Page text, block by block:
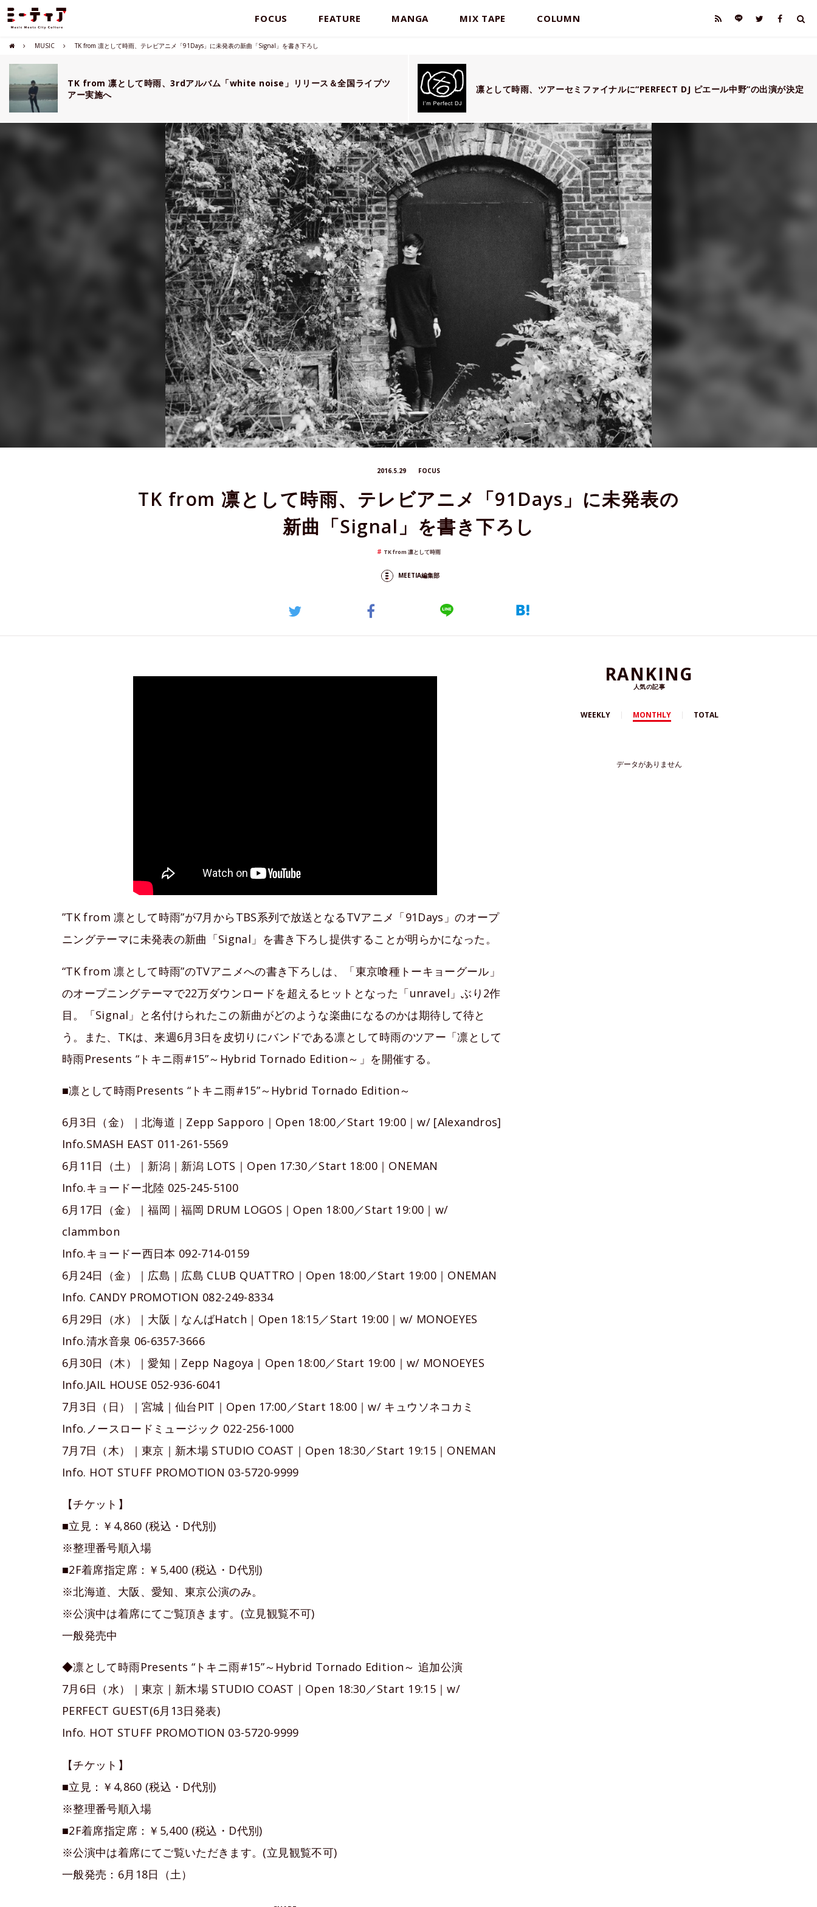
FOCUS FEATURE MANGA MIX TAPE COLUMN
MUSIC TK from 凛として時雨、テレビアニメ「91Days」に未発表の新曲「Signal」を書き下ろし
TK from 凛として時雨、3rdアルバム「white noise」リリース＆全国ライブツ
アー実施へ
凛として時雨、ツアーセミファイナルに“PERFECT DJ ピエール中野”の出演が決定
2016.5.29 FOCUS
TK from 凛として時雨、テレビアニメ「91Days」に未発表の
新曲「Signal」を書き下ろし
TK from 凛として時雨
MEETIA編集部
”TK from 凛として時雨”が7月からTBS系列で放送となるTVアニメ「91Days」のオープ
ニングテーマに未発表の新曲「Signal」を書き下ろし提供することが明らかになった。
“TK from 凛として時雨”のTVアニメへの書き下ろしは、「東京喰種トーキョーグール」
のオープニングテーマで22万ダウンロードを超えるヒットとなった「unravel」ぶり2作
目。「Signal」と名付けられたこの新曲がどのような楽曲になるのかは期待して待と
う。また、TKは、来週6月3日を皮切りにバンドである凛として時雨のツアー「凛として
時雨Presents “トキニ雨#15”～Hybrid Tornado Edition～」を開催する。
■凛として時雨Presents “トキニ雨#15”～Hybrid Tornado Edition～
6月3日（金）｜北海道｜Zepp Sapporo｜Open 18:00／Start 19:00｜w/ [Alexandros]
Info.SMASH EAST 011-261-5569
6月11日（土）｜新潟｜新潟 LOTS｜Open 17:30／Start 18:00｜ONEMAN
Info.キョードー北陸 025-245-5100
6月17日（金）｜福岡｜福岡 DRUM LOGOS｜Open 18:00／Start 19:00｜w/
clammbon
Info.キョードー西日本 092-714-0159
6月24日（金）｜広島｜広島 CLUB QUATTRO｜Open 18:00／Start 19:00｜ONEMAN
Info. CANDY PROMOTION 082-249-8334
6月29日（水）｜大阪｜なんばHatch｜Open 18:15／Start 19:00｜w/ MONOEYES
Info.清水音泉 06-6357-3666
6月30日（木）｜愛知｜Zepp Nagoya｜Open 18:00／Start 19:00｜w/ MONOEYES
Info.JAIL HOUSE 052-936-6041
7月3日（日）｜宮城｜仙台PIT｜Open 17:00／Start 18:00｜w/ キュウソネコカミ
Info.ノースロードミュージック 022-256-1000
7月7日（木）｜東京｜新木場 STUDIO COAST｜Open 18:30／Start 19:15｜ONEMAN
Info. HOT STUFF PROMOTION 03-5720-9999
【チケット】
■立見：￥4,860 (税込・D代別)
※整理番号順入場
■2F着席指定席：￥5,400 (税込・D代別)
※北海道、大阪、愛知、東京公演のみ。
※公演中は着席にてご覧頂きます。(立見観覧不可)
一般発売中
◆凛として時雨Presents “トキニ雨#15”～Hybrid Tornado Edition～ 追加公演
7月6日（水）｜東京｜新木場 STUDIO COAST｜Open 18:30／Start 19:15｜w/
PERFECT GUEST(6月13日発表)
Info. HOT STUFF PROMOTION 03-5720-9999
【チケット】
■立見：￥4,860 (税込・D代別)
※整理番号順入場
■2F着席指定席：￥5,400 (税込・D代別)
※公演中は着席にてご覧いただきます。(立見観覧不可)
一般発売：6月18日（土）
RANKING
人気の記事
WEEKLY MONTHLY TOTAL
データがありません